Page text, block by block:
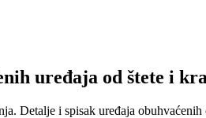
uređaja od štete i
Detalje i spisak uređaja